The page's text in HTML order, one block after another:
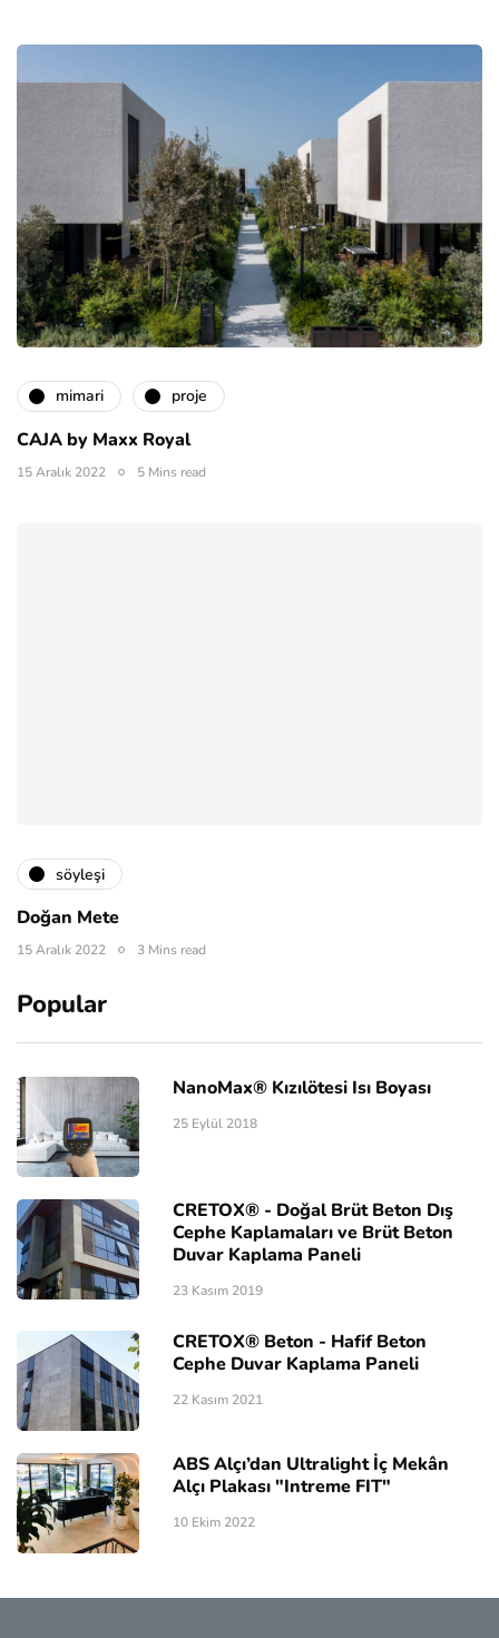
mimari proje
CAJA by Maxx Royal
15 Aralık 2022 5 Mins read
söyleşi
Doğan Mete
15 Aralık 2022 3 Mins read
Popular
NanoMax® Kızılötesi Isı Boyası
25 Eylül 2018
CRETOX® - Doğal Brüt Beton Dış
Cephe Kaplamaları ve Brüt Beton
Duvar Kaplama Paneli
23 Kasım 2019
CRETOX® Beton - Hafif Beton
Cephe Duvar Kaplama Paneli
22 Kasım 2021
ABS Alçı’dan Ultralight İç Mekân
Alçı Plakası "Intreme FIT"
10 Ekim 2022